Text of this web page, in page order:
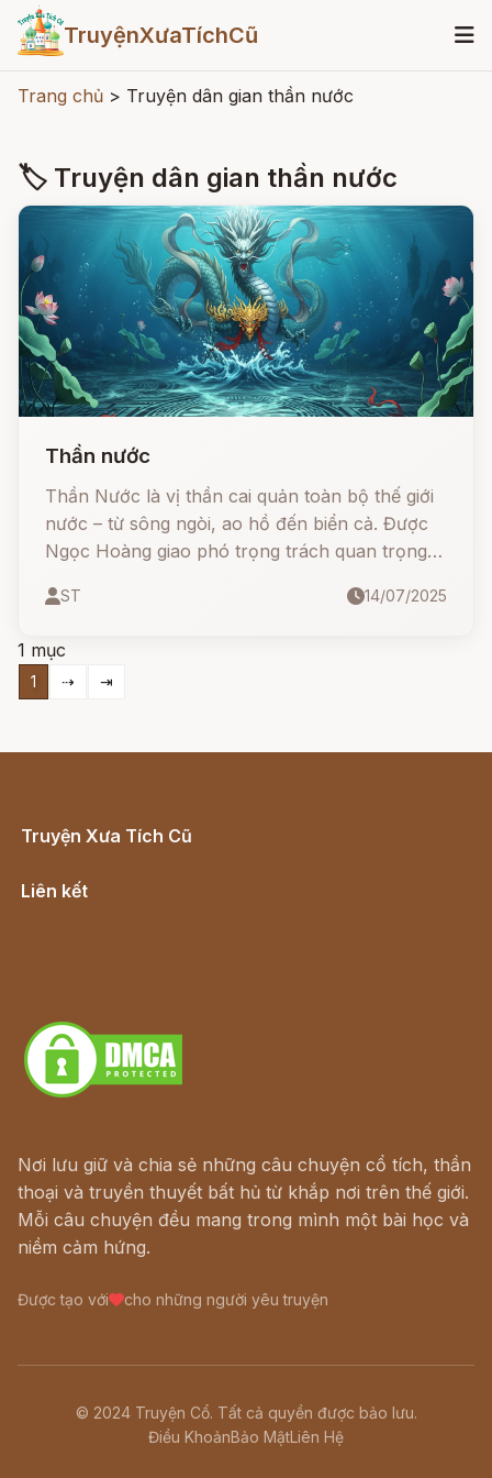
TruyệnXưaTíchCũ
Trang chủ > Truyện dân gian thần nước
🏷 Truyện dân gian thần nước
Thần nước
Thần Nước là vị thần cai quản toàn bộ thế giới
nước – từ sông ngòi, ao hồ đến biển cả. Được
Ngọc Hoàng giao phó trọng trách quan trọng,
vua của 3.600 giống thủy tộc, gồm rắn, cá sấu,
ST 14/07/2025
1 mục
1 ⇢ ⇥
Truyện Xưa Tích Cũ
Liên kết
Nơi lưu giữ và chia sẻ những câu chuyện cổ tích, thần
thoại và truyền thuyết bất hủ từ khắp nơi trên thế giới.
Mỗi câu chuyện đều mang trong mình một bài học và
niềm cảm hứng.
Được tạo với cho những người yêu truyện
© 2024 Truyện Cổ. Tất cả quyền được bảo lưu.
Điều KhoảnBảo MậtLiên Hệ